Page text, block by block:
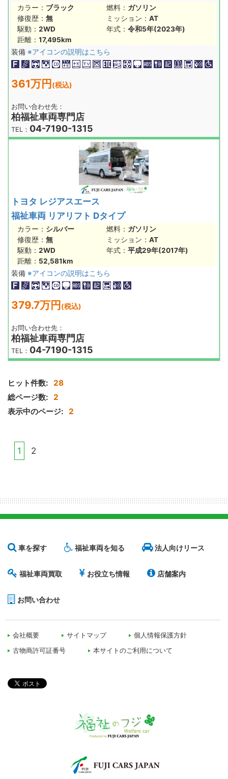
カラー： ブラック 燃料： ガソリン
修復歴： 無 ミッション： AT
駆動： 2WD 年式： 令和5年(2023年)
距離： 17,495km
装備 ※アイコンの説明はこちら
361万円 (税込)
お問い合わせ先：
柏福祉車両専門店
TEL： 04-7190-1315
トヨタ レジアスエース
福祉車両 リアリフト Dタイプ
カラー： シルバー 燃料： ガソリン
修復歴： 無 ミッション： AT
駆動： 2WD 年式： 平成29年(2017年)
距離： 52,581km
装備 ※アイコンの説明はこちら
379.7万円 (税込)
お問い合わせ先：
柏福祉車両専門店
TEL： 04-7190-1315
ヒット件数: 28
総ページ数: 2
表示中のページ: 2
1 2
車を探す 福祉車両を知る 法人向けリース
福祉車両買取 お役立ち情報 店舗案内
お問い合わせ
会社概要 サイトマップ
個人情報保護方針
古物商許可証番号
本サイトのご利用について